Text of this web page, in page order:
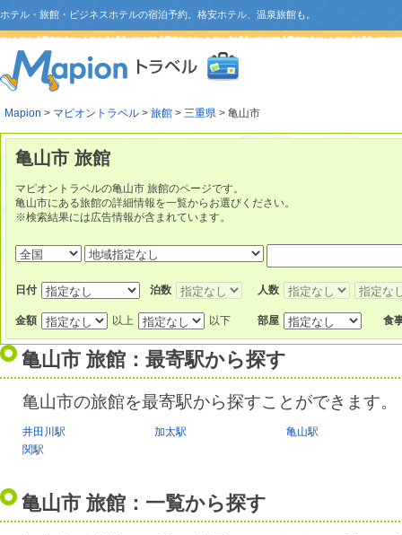
ホテル・旅館・ビジネスホテルの宿泊予約。格安ホテル、温泉旅館も。
Mapion > マピオントラベル > 旅館 > 三重県 > 亀山市
亀山市 旅館
マピオントラベルの亀山市 旅館のページです。
亀山市にある旅館の詳細情報を一覧からお選びください。
※検索結果には広告情報が含まれています。
日付 泊数 人数
金額 以上 以下 部屋 食
亀山市 旅館：最寄駅から探す
亀山市の旅館を最寄駅から探すことができます。
井田川駅 加太駅
亀山駅
関駅
亀山市 旅館：一覧から探す